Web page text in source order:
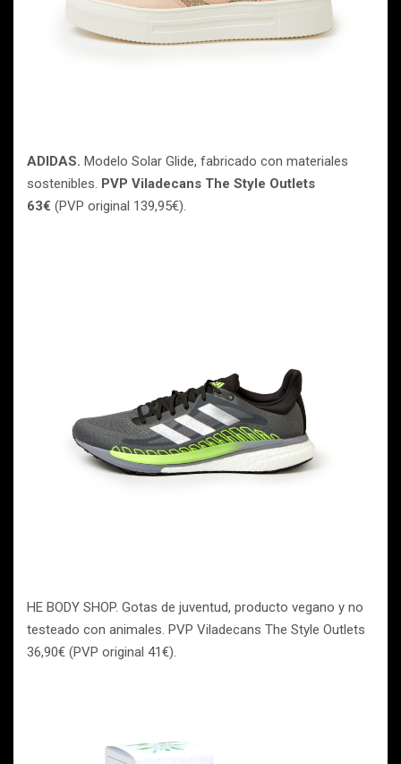
ADIDAS. Modelo Solar Glide, fabricado con materiales
sostenibles. PVP Viladecans The Style Outlets
63€ (PVP original 139,95€).
HE BODY SHOP. Gotas de juventud, producto vegano y no
testeado con animales. PVP Viladecans The Style Outlets
36,90€ (PVP original 41€).